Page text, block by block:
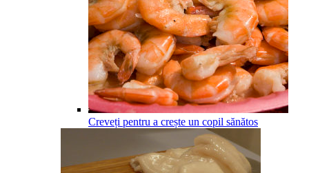
Creveți pentru a crește un copil sănătos